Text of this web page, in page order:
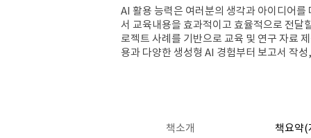
AI 활용 능력은 여러분의 생각과 아이디어
서 교육내용을 효과적이고 효율적으로 전달
로젝트 사례를 기반으로 교육 및 연구 자료
용과 다양한 생성형 AI 경험부터 보고서 작
책소개 책요약(